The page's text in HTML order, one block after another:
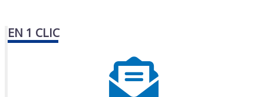
EN 1 CLIC